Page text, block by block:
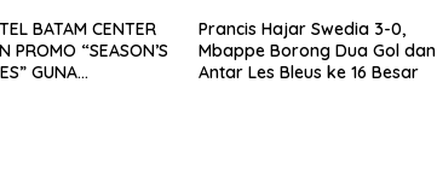
BATAM CENTER
PROMO “SEASON’S
GUNA
Prancis Hajar Swedia 3-0,
Mbappe Borong Dua Gol dan
Antar Les Bleus ke 16 Besar